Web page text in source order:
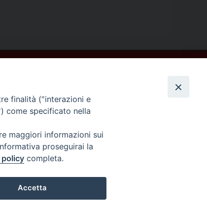
finalità ("interazioni e
come specificato nella
maggiori informazioni sui
proseguirai la
completa.
Accetta